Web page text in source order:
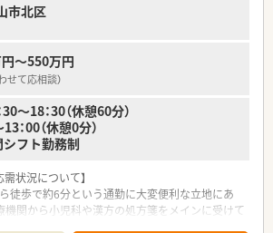
施設対応まで幅広く手掛けています。
いて】
のご経験を正当に評価して決定します。
日と業界内でも非常に多く、ワークライフバラ
働きたい方に最適な募集内容です。
補助などスキルアップを強力に支援します。
市北区
～550万円
せて応相談）
～18：30（休憩60分）
：00（休憩0分）
フト勤務制
需状況について】
徒歩で約6分という通勤に大変便利な立地にあ
機関から小児科や漢方の処方箋をメインに受けて